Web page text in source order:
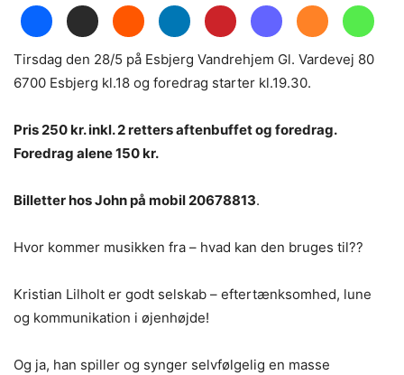
Tirsdag den 28/5 på Esbjerg Vandrehjem Gl. Vardevej 80
6700 Esbjerg kl.18 og foredrag starter kl.19.30.
Pris 250 kr. inkl. 2 retters aftenbuffet og foredrag.
Foredrag alene 150 kr.
Billetter hos John på mobil 20678813.
Hvor kommer musikken fra – hvad kan den bruges til??
Kristian Lilholt er godt selskab – eftertænksomhed, lune
og kommunikation i øjenhøjde!
Og ja, han spiller og synger selvfølgelig en masse